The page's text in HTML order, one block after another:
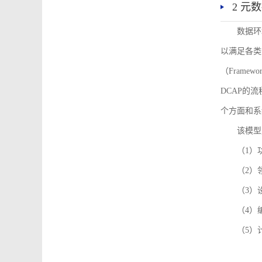
2 元
数据
以满足各
（
DCAP的流
个方面和
该模
（1
（2
（3
（4
（5